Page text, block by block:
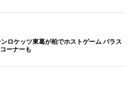
ロケッツ東葛が柏でホストゲーム パラス
ーナーも